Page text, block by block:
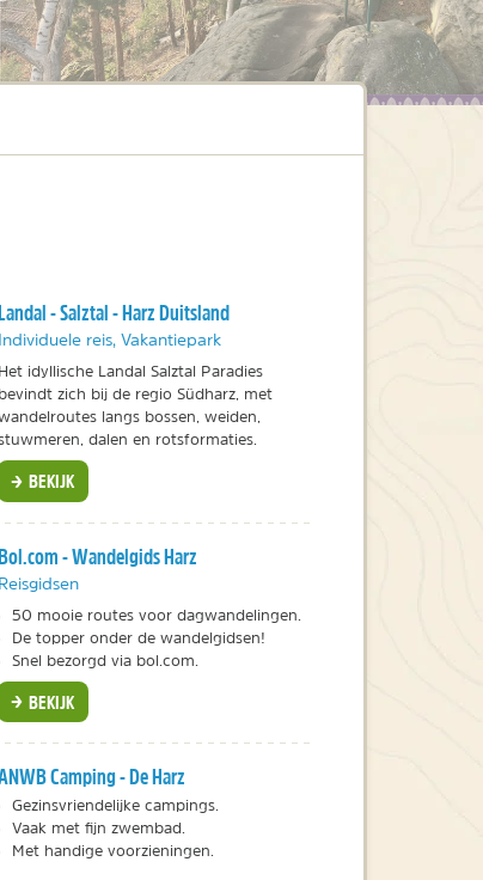
- Salztal - Harz Duitsland
Individuele reis, Vakantiepark
Het idyllische Landal Salztal Paradies
bevindt zich bij de regio Südharz, met
langs bossen, weiden,
dalen en rotsformaties.
BEKIJK
- Wandelgids Harz
Reisgidsen
50 mooie routes voor dagwandelingen.
De topper onder de wandelgidsen!
Snel bezorgd via bol.com.
BEKIJK
Camping - De Harz
Gezinsvriendelijke campings.
Vaak met fijn zwembad.
Met handige voorzieningen.